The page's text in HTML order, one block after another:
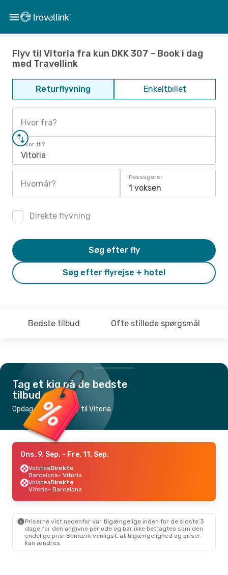
Flyv til Vitoria fra kun DKK 307 – Book i dag
med Travellink
Returflyvning Enkeltbillet
Hvor fra?
Hvor til?
Vitoria
Hvornår?
Passagerer
1 voksen
Direkte flyvning
Søg efter flyrejse + hotel
Søg efter fly
Bedste tilbud Ofte stillede spørgsmål
Tag et kig på de bedste
tilbud
Opdag de billigste fly til Vitoria
Ons. 9. Sep. - Fre. 11. Sep.
VoloteaDirekte
Barcelona- Vitoria
VoloteaDirekte
Vitoria- Barcelona
Priserne vist nedenfor var tilgængelige inden for de sidste 3
dage for den angivne periode og bør ikke betragtes som den
endelige pris. Bemærk venligst, at tilgængelighed og priser
kan ændres.